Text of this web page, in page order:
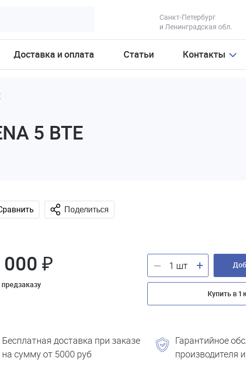
Санкт-Петербург
и Ленинградская обл.
Доставка и оплата Статьи Контакты
5 BTE
₽ — +
Купить в 1
Бесплатная доставка при заказе
на сумму от 5000 руб
Гарантийное
производителя